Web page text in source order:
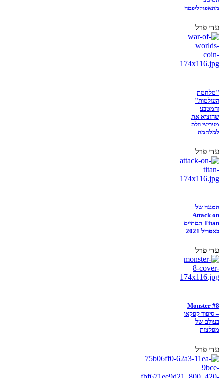
מהאפוקליפסה
עדי פרל
"מלחמת
העולמות"
והמטבע
שהוציא את
מעריצי וולס
למלחמה
עדי פרל
המנגה של
Attack on
Titan תסתיים
באפריל 2021
עדי פרל
Monster #8
– סיפור קפקאי
בעולם של
מפלצות
עדי פרל